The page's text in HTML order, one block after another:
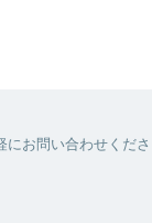
にお問い合わせくだ